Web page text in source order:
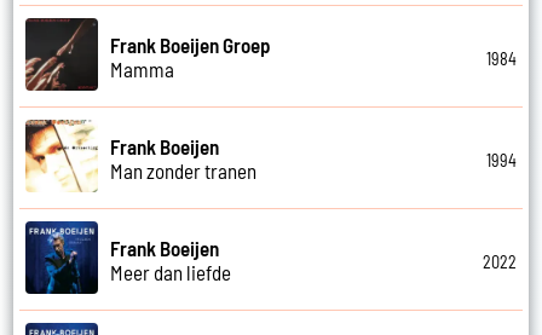
Frank Boeijen Groep
Mamma
1984
Frank Boeijen
Man zonder tranen
1994
Frank Boeijen
Meer dan liefde
2022